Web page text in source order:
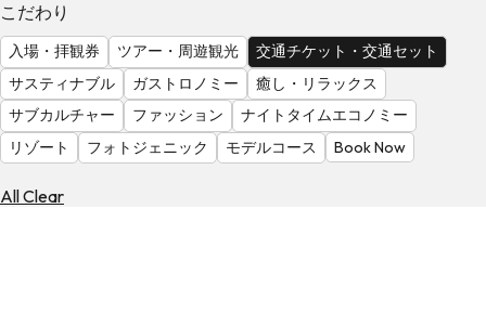
る
気
を
見
る
こだわり
入場・拝観券 ツアー・周遊観光
交通チケット・交通セット
サスティナブル
ガストロノミー
癒し・リラックス
サブカルチャー
ファッション
ナイトタイムエコノミー
リゾート
フォトジェニック モデルコース Book Now
All Clear